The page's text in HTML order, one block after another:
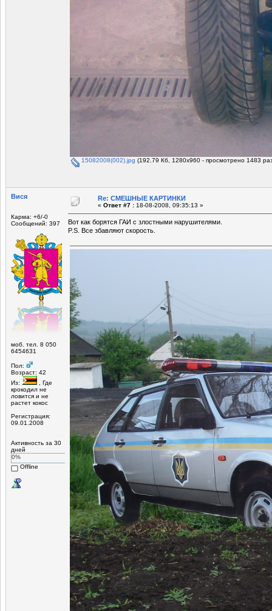
15082008(002).jpg (192.79 Кб, 1280x960 - просмотрено 1483
Вися
Карма: +6/-0
Сообщений: 397
моб. тел. 8 050
6454631
Пол:
Возраст: 42
Из:
, Где
крокодил не
ловится и не
растет кокос
Регистрация:
09.01.2008
Активность за 30
дней
0%
Offline
Re: СМЕШНЫЕ КАРТИНКИ
« Ответ #7 : 18-08-2008, 09:35:13 »
Вот как борятся ГАИ с злостными нарушителями.
P.S. Все збавляют скорость.